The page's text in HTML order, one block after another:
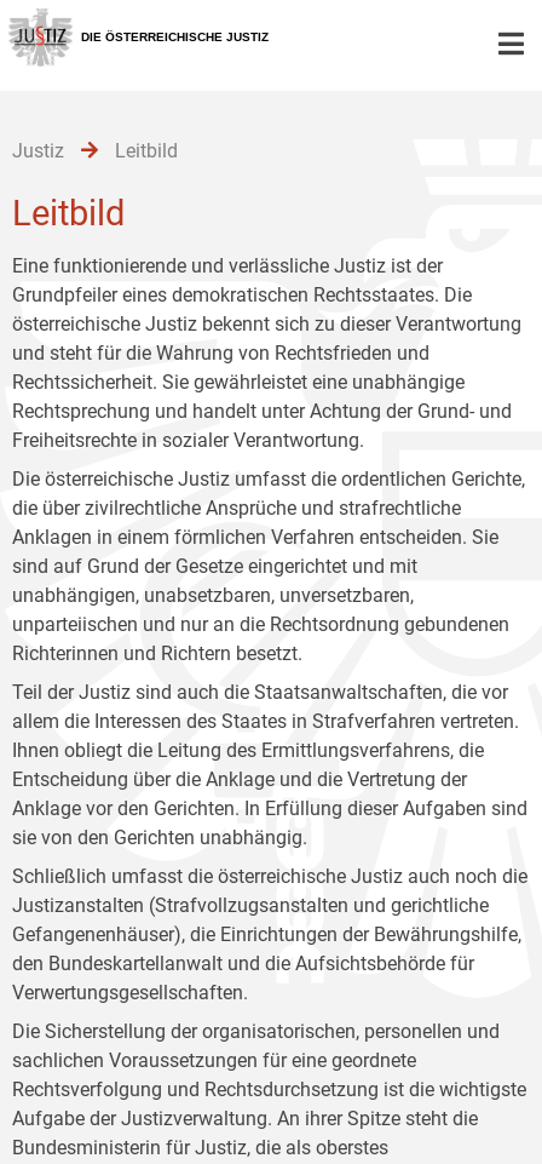
Zur
Hauptnavigation
[1]
Zum
Inhalt
[2]
Zum
Untermenü
[3]
DIE ÖSTERREICHISCHE JUSTIZ
Justiz Leitbild
Leitbild
Eine funktionierende und verlässliche Justiz ist der
Grundpfeiler eines demokratischen Rechtsstaates. Die
österreichische Justiz bekennt sich zu dieser Verantwortung
und steht für die Wahrung von Rechtsfrieden und
Rechtssicherheit. Sie gewährleistet eine unabhängige
Rechtsprechung und handelt unter Achtung der Grund- und
Freiheitsrechte in sozialer Verantwortung.
Die österreichische Justiz umfasst die ordentlichen Gerichte,
die über zivilrechtliche Ansprüche und strafrechtliche
Anklagen in einem förmlichen Verfahren entscheiden. Sie
sind auf Grund der Gesetze eingerichtet und mit
unabhängigen, unabsetzbaren, unversetzbaren,
unparteiischen und nur an die Rechtsordnung gebundenen
Richterinnen und Richtern besetzt.
Teil der Justiz sind auch die Staatsanwaltschaften, die vor
allem die Interessen des Staates in Strafverfahren vertreten.
Ihnen obliegt die Leitung des Ermittlungsverfahrens, die
Entscheidung über die Anklage und die Vertretung der
Anklage vor den Gerichten. In Erfüllung dieser Aufgaben sind
sie von den Gerichten unabhängig.
Schließlich umfasst die österreichische Justiz auch noch die
Justizanstalten (Strafvollzugsanstalten und gerichtliche
Gefangenenhäuser), die Einrichtungen der Bewährungshilfe,
den Bundeskartellanwalt und die Aufsichtsbehörde für
Verwertungsgesellschaften.
Die Sicherstellung der organisatorischen, personellen und
sachlichen Voraussetzungen für eine geordnete
Rechtsverfolgung und Rechtsdurchsetzung ist die wichtigste
Aufgabe der Justizverwaltung. An ihrer Spitze steht die
Bundesministerin für Justiz, die als oberstes